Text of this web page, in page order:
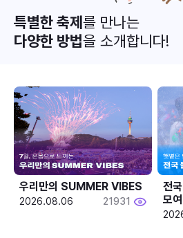
특별한 축제를 만나는
다양한 방법을 소개합니다!
우리만의 SUMMER VIBES
2026.08.06 21931
전
모